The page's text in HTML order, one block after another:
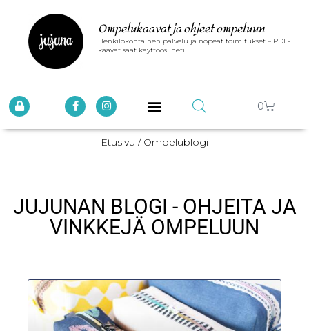
Ompelukaavat ja ohjeet ompeluun
Henkilökohtainen palvelu ja nopeat toimitukset – PDF-
kaavat saat käyttöösi heti
0
Etusivu / Ompelublogi
JUJUNAN BLOGI - OHJEITA JA
VINKKEJÄ OMPELUUN